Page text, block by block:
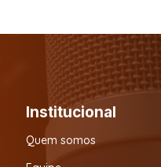
Institucional
Quem somos